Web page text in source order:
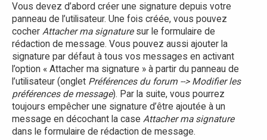
Vous devez d’abord créer une signature depuis votre
panneau de l’utilisateur. Une fois créée, vous pouvez
cocher Attacher ma signaturesur le formulaire de
rédaction de message. Vous pouvez aussi ajouter la
signature par défaut à tous vos messages en activant
l’option « Attacher ma signature » à partir du panneau de
l’utilisateur (onglet Préférences du forum --> Modifier les
préférences de message). Par la suite, vous pourrez
toujours empêcher une signature d’être ajoutée à un
message en décochant la case Attacher ma signature
dans le formulaire de rédaction de message.